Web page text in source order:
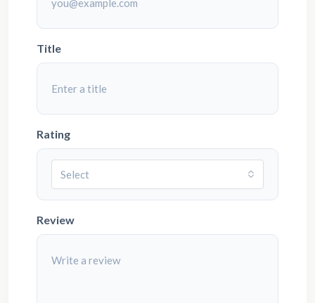
Title
Rating
Select
Review